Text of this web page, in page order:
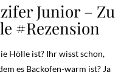
Junior – Zu
#Rezension
Hölle ist? Ihr wisst schon,
es Backofen-warm ist? Ja